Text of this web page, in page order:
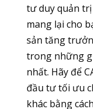
tư duy quản trị
mang lại cho
sản tăng
trong những
nhất. Hãy để
đầu tư tối ưu
khác bằng